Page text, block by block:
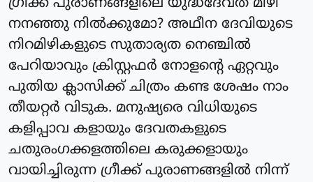
ഗ്രീക്ക് പുരാണങ്ങളിലെ യുദ്ധദേവത മിഴി
നനഞ്ഞു നില്‍ക്കുമോ? അഥീന ദേവിയുടെ
നിറമിഴികളുടെ സുതാര്യത നെഞ്ചില്‍
പേറിയാവും ക്രിസ്റ്റഫര്‍ നോളന്റെ ഏറ്റവും
പുതിയ ക്ലാസിക്ക് ചിത്രം കണ്ട ശേഷം നാം
തീയറ്റര്‍ വിടുക. മനുഷ്യരെ വിധിയുടെ
കളിപ്പാവ കളായും ദേവതകളുടെ
ചതുരംഗക്കളത്തിലെ കരുക്കളായും
വായിച്ചിരുന്ന ഗ്രീക്ക് പുരാണങ്ങളില്‍ നിന്ന്